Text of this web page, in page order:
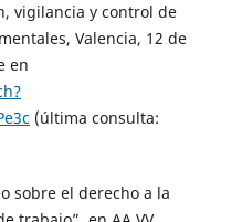
vigilancia y control de
Valencia, 12 de
en
(última consulta:
sobre el derecho a la